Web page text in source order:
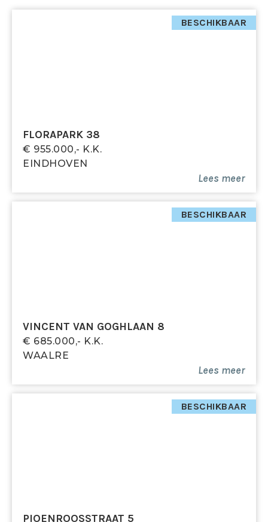
BESCHIKBAAR
FLORAPARK 38
€ 955.000,- K.k.
EINDHOVEN
Lees meer
BESCHIKBAAR
VINCENT VAN GOGHLAAN 8
€ 685.000,- K.k.
WAALRE
Lees meer
BESCHIKBAAR
PIOENROOSSTRAAT 5